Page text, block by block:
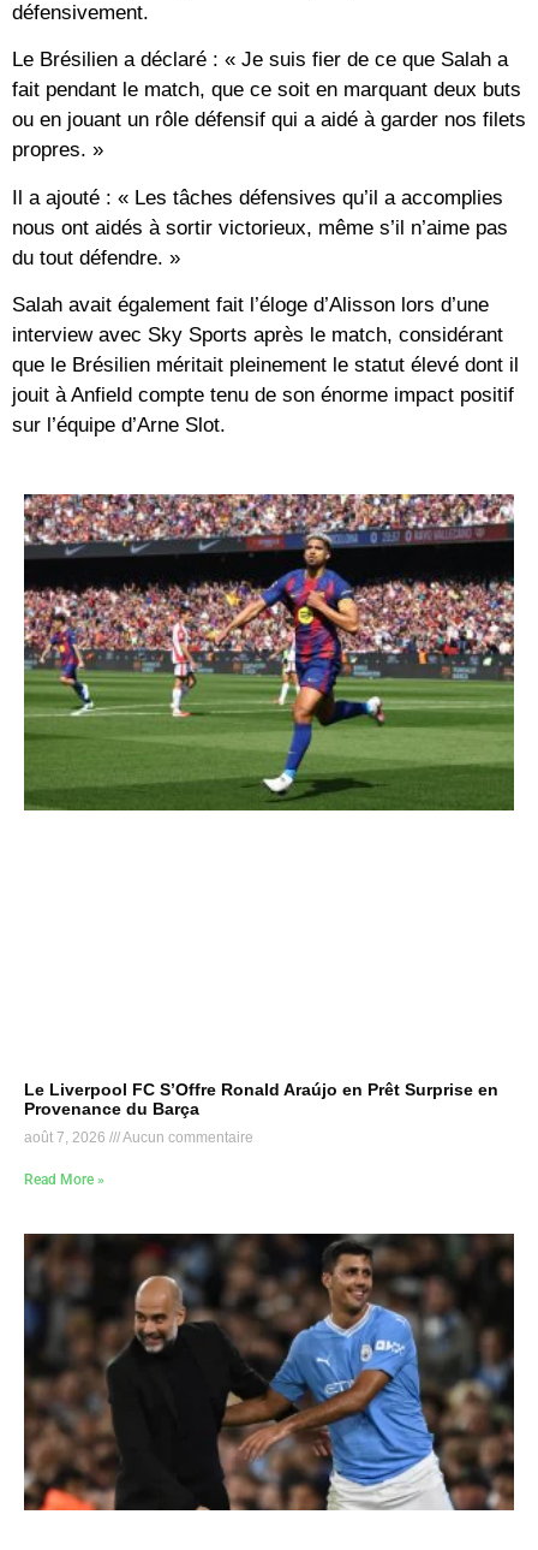
défensivement.
Le Brésilien a déclaré : « Je suis fier de ce que Salah a
fait pendant le match, que ce soit en marquant deux buts
ou en jouant un rôle défensif qui a aidé à garder nos filets
propres. »
Il a ajouté : « Les tâches défensives qu’il a accomplies
nous ont aidés à sortir victorieux, même s’il n’aime pas
du tout défendre. »
Salah avait également fait l’éloge d’Alisson lors d’une
interview avec Sky Sports après le match, considérant
que le Brésilien méritait pleinement le statut élevé dont il
jouit à Anfield compte tenu de son énorme impact positif
sur l’équipe d’Arne Slot.
Le Liverpool FC S’Offre Ronald Araújo en Prêt Surprise en
Provenance du Barça
août 7, 2026 Aucun commentaire
Read More »